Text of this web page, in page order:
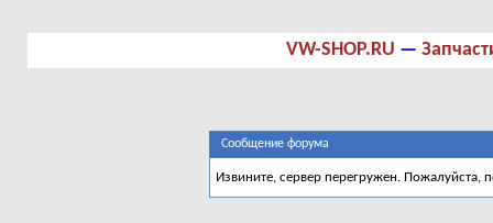
VW-SHOP.RU —
Сообщение форума
Извините, сервер перегружен. Пожалуйста,